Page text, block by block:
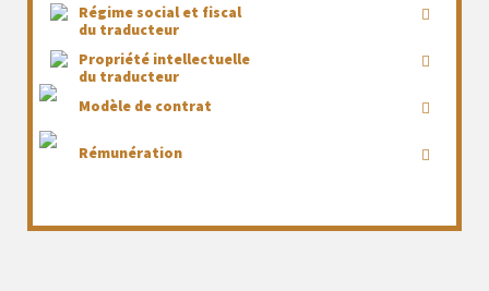
Régime social et fiscal
du traducteur
Propriété intellectuelle
du traducteur
Modèle de contrat
Rémunération